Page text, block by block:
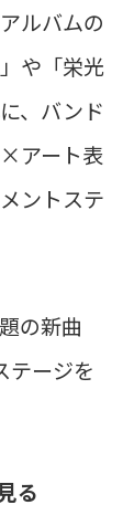
ルバムの
や「栄光
、バンド
アート表
ントステ
の新曲
テージを
る